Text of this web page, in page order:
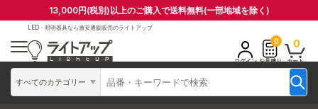
13,000円(税別)以上のご購入で送料無料(一部地域を除く)
LED・照明器具なら激安通販販売のライトアップ
すべてのカテゴリー
ログイン
0
お見積り
0
カート